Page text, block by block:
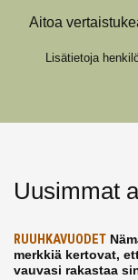
Aitoa
Lisätietoja
Uusimmat
RUUHKAVUODET
merkkiä kertovat,
vauvasi rakastaa